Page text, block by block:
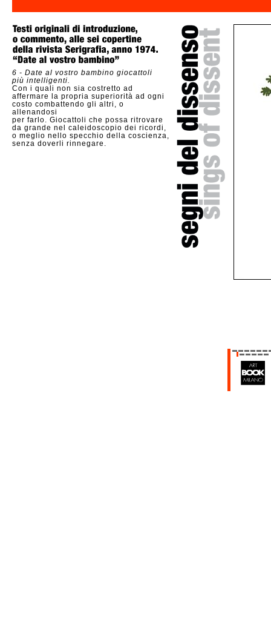
6 - Date al vostro bambino giocattoli
più intelligenti.
Con i quali non sia costretto ad
affermare la propria superiorità ad ogni
costo combattendo gli altri, o
allenandosi
per farlo. Giocattoli che possa ritrovare
da grande nel caleidoscopio dei ricordi,
o meglio nello specchio della coscienza,
senza doverli rinnegare.